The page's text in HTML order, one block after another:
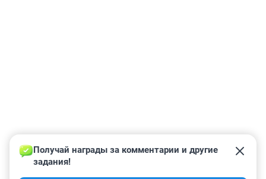
Получай награды за комментарии и другие
задания!